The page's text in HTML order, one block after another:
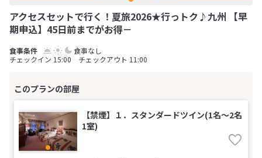
アクセスセットで行く！夏旅2026★行っトク♪九州 【早
期申込】45日前までがお得－
食事なし
チェックイン 15:00 チェックアウト 11:00
【禁煙】１．スタンダードツイン(1名～2名
1室)